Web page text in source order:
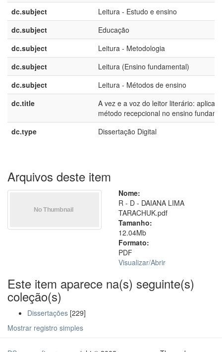
dc.subject
Leitura - Estudo e ensino
dc.subject
Educação
dc.subject
Leitura - Metodologia
dc.subject
Leitura (Ensino fundamental)
dc.subject
Leitura - Métodos de ensino
dc.title
A vez e a voz do leitor literário:
método recepcional no ensino
dc.type
Dissertação Digital
Arquivos deste item
Nome:
R - D - DAIANA LIMA
TARACHUK.pdf
Tamanho:
12.04Mb
Formato:
PDF
Visualizar/Abrir
Este item aparece na(s) seguinte(s)
coleção(s)
Dissertações [229]
Mostrar registro simples